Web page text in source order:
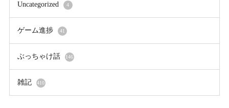
Uncategorized 4
ゲーム進捗 41
ぶっちゃけ話 146
雑記 410